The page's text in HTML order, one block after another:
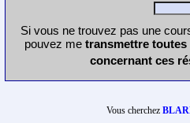
Si vous ne trouvez pas une
pouvez me transmettre
concernant ces
Vous cherchez